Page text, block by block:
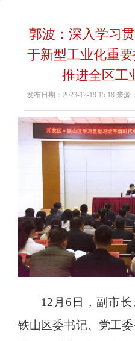
郭波：深入学习
于新型工业化重
推进全区工
发布日期：2023-12-19 15:18 来
12月6日，副市长
铁山区委书记、党工